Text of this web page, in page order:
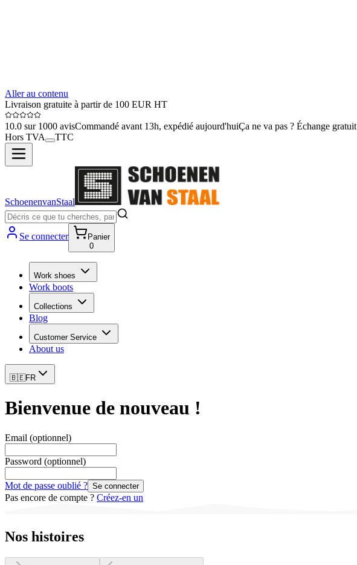
Aller au contenu
Livraison gratuite à partir de 100 EUR HT
10.0 sur 1000 avisCommandé avant 13h, expédié aujourd'huiÇa ne va pas ? Échange gratuit
Hors TVA
TTC
SchoenenvanStaal
Se connecter
Panier
0
Work shoes
Work boots
Collections
Blog
Customer Service
About us
🇧🇪FR
Bienvenue de nouveau !
Email (optionnel)
Password (optionnel)
Mot de passe oublié ? Se connecter
Pas encore de compte ? Créez-en un
Nos histoires